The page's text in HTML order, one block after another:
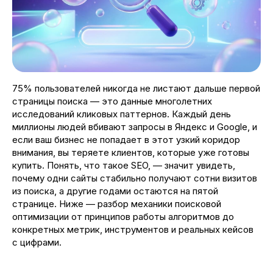
75% пользователей никогда не листают дальше первой
страницы поиска — это данные многолетних
исследований кликовых паттернов. Каждый день
миллионы людей вбивают запросы в Яндекс и Google, и
если ваш бизнес не попадает в этот узкий коридор
внимания, вы теряете клиентов, которые уже готовы
купить. Понять, что такое SEO, — значит увидеть,
почему одни сайты стабильно получают сотни визитов
из поиска, а другие годами остаются на пятой
странице. Ниже — разбор механики поисковой
оптимизации от принципов работы алгоритмов до
конкретных метрик, инструментов и реальных кейсов
с цифрами.